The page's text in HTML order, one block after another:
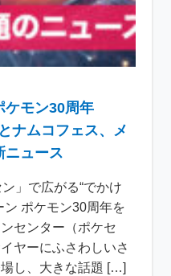
ケモン30周年
ナムコフェス、メ
ニュース
」で広がる“でかけ
ン ポケモン30周年を
センター（ポケセ
ヤーにふさわしいさ
し、大きな話題 […]